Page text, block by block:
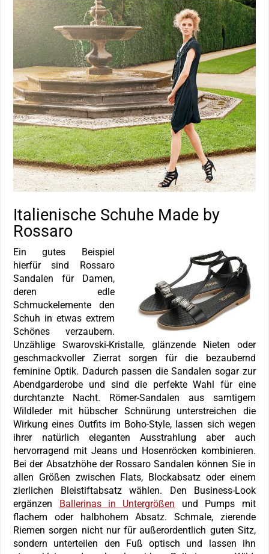
Italienische Schuhe Made by
Rossaro
Ein gutes Beispiel
hierfür sind Rossaro
Sandalen für Damen,
deren edle
Schmuckelemente den
Schuh in etwas extrem
Schönes verzaubern.
Unzählige Swarovski-Kristalle, glänzende Nieten oder
geschmackvoller Zierrat sorgen für die bezaubernd
feminine Optik. Dadurch passen die Sandalen sogar zur
Abendgarderobe und sind die perfekte Wahl für eine
durchtanzte Nacht. Römer-Sandalen aus samtigem
Wildleder mit hübscher Schnürung unterstreichen die
Wirkung eines Outfits im Boho-Style, lassen sich wegen
ihrer natürlich eleganten Ausstrahlung aber auch
hervorragend mit Jeans und Hosenröcken kombinieren.
Bei der Absatzhöhe der Rossaro Sandalen können Sie in
allen Größen zwischen Flats, Blockabsatz oder einem
zierlichen Bleistiftabsatz wählen. Den Business-Look
ergänzen
Ballerinas in Untergrößen und Pumps mit
flachem oder halbhohem Absatz. Schmale, zierende
Riemen sorgen nicht nur für außerordentlich guten Sitz,
sondern unterteilen den Fuß optisch und lassen ihn